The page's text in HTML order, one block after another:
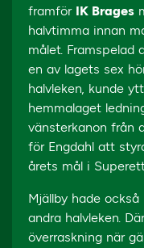
framför IK Brages
halvtimma innan
målet. Framspelad
en av lagets sex
halvleken, kunde
hemmalaget
vänsterkanon från
för Engdahl att
årets mål i
Mjällby hade
andra halvleken.
överraskning när